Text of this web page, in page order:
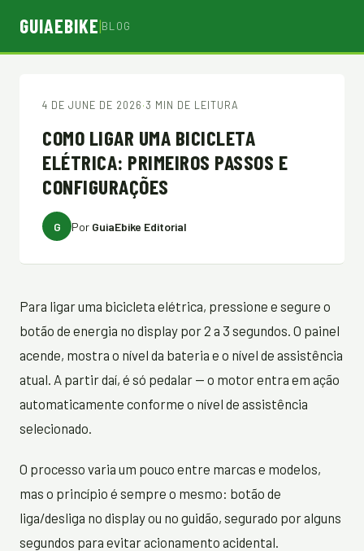
GUIAEBIKE|BLOG
4 DE JUNE DE 2026 · 3 MIN DE LEITURA
COMO LIGAR UMA BICICLETA
ELÉTRICA: PRIMEIROS PASSOS E
CONFIGURAÇÕES
G Por GuiaEbike Editorial
Para ligar uma bicicleta elétrica, pressione e segure o
botão de energia no display por 2 a 3 segundos. O painel
acende, mostra o nível da bateria e o nível de assistência
atual. A partir daí, é só pedalar — o motor entra em ação
automaticamente conforme o nível de assistência
selecionado.
O processo varia um pouco entre marcas e modelos,
mas o princípio é sempre o mesmo: botão de
liga/desliga no display ou no guidão, segurado por alguns
segundos para evitar acionamento acidental.